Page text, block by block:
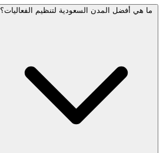
ما هي أفضل المدن السعودية لتنظيم الفعاليات؟